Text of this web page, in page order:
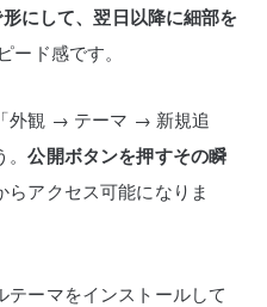
にして、翌日以降に細部を
ード感です。
外観 → テーマ → 新規追
。公開ボタンを押すその瞬
らアクセス可能になりま
テーマをインストールして